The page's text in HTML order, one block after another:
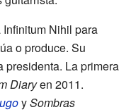
Nihil para
o produce. Su
presidenta. La primera
Diaryen 2011.
ySombras